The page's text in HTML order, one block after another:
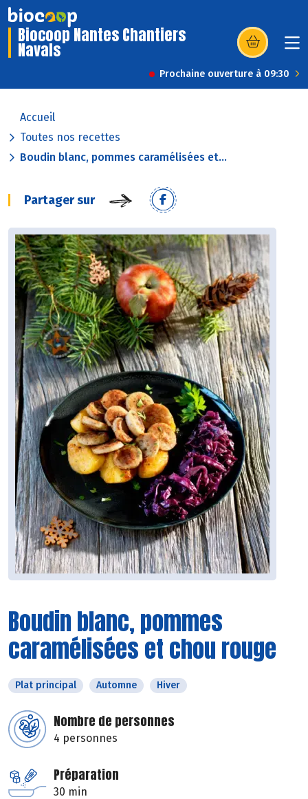
Biocoop Nantes Chantiers
Navals (s’ouvre dans
Prochaine ouverture à 09:30
Accueil
Toutes nos recettes
Boudin blanc, pommes caramélisées et...
Partager sur
Boudin blanc, pommes
caramélisées et chou rouge
Plat principal Automne Hiver
Nombre de personnes
4 personnes
Préparation
30 min